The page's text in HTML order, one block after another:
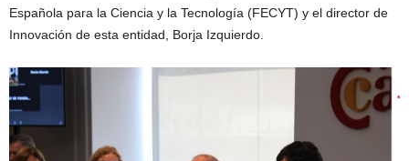
Española para la Ciencia y la Tecnología (FECYT) y el director de
Innovación de esta entidad, Borja Izquierdo.